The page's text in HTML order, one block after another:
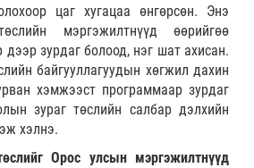
цаг хугацаа өнгөрсөн. Энэ
мэргэжилтнүүд өөрийгөө
зурдаг болоод, нэг шат ахисан.
байгууллагуудын хөгжил дахин
хэмжээст программаар зурдаг
зураг төслийн салбар дэлхийн
хэлнэ.
Орос улсын мэргэжилтнүүд